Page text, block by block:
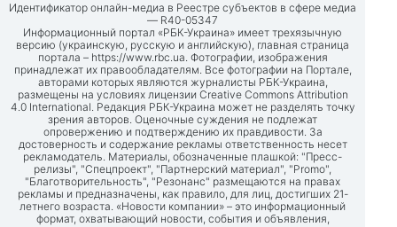
Идентификатор онлайн-медиа в Реестре субъектов в сфере медиа
— R40-05347
Информационный портал «РБК-Украина» имеет трехязычную
версию (украинскую, русскую и английскую), главная страница
портала – https://www.rbc.ua. Фотографии, изображения
принадлежат их правообладателям. Все фотографии на Портале,
авторами которых являются журналисты РБК-Украина,
размещены на условиях лицензии Creative Commons Attribution
4.0 International. Редакция РБК-Украина может не разделять точку
зрения авторов. Оценочные суждения не подлежат
опровержению и подтверждению их правдивости. За
достоверность и содержание рекламы ответственность несет
рекламодатель. Материалы, обозначенные плашкой: "Пресс-
релизы", "Спецпроект", "Партнерский материал", "Promo",
"Благотворительность", "Резонанс" размещаются на правах
рекламы и предназначены, как правило, для лиц, достигших 21-
летнего возраста. «Новости компании» – это информационный
формат, охватывающий новости, события и объявления,